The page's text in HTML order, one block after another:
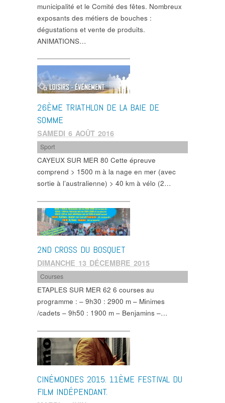
municipalité et le Comité des fêtes. Nombreux
exposants des métiers de bouches :
dégustations et vente de produits.
ANIMATIONS…
26ÈME TRIATHLON DE LA BAIE DE
SOMME
SAMEDI 6 AOÛT 2016
Sport
CAYEUX SUR MER 80 Cette épreuve
comprend > 1500 m à la nage en mer (avec
sortie à l’australienne) > 40 km à vélo (2…
2ND CROSS DU BOSQUET
DIMANCHE 13 DÉCEMBRE 2015
Courses
ETAPLES SUR MER 62 6 courses au
programme : – 9h30 : 2900 m – Minimes
/cadets – 9h50 : 1900 m – Benjamins –…
CINÉMONDES 2015. 11ÈME FESTIVAL DU
FILM INDÉPENDANT.